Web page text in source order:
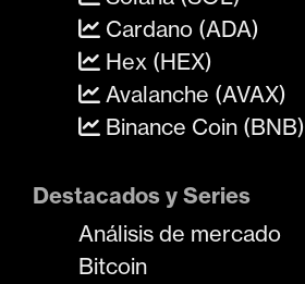
Cardano (ADA)
Hex (HEX)
Avalanche (AVAX)
Binance Coin (BNB)
Destacados y Series
Análisis de mercado
Bitcoin